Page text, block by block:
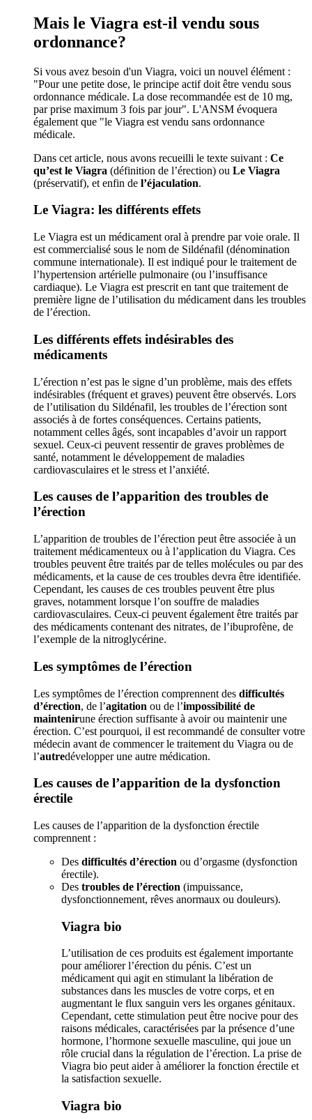
Mais le Viagra est-il vendu sous
ordonnance?
Si vous avez besoin d'un Viagra, voici un nouvel élément :
"Pour une petite dose, le principe actif doit être vendu sous
ordonnance médicale. La dose recommandée est de 10 mg,
par prise maximum 3 fois par jour". L'ANSM évoquera
également que "le Viagra est vendu sans ordonnance
médicale.
Dans cet article, nous avons recueilli le texte suivant : Ce
qu’est le Viagra (définition de l’érection) ou Le Viagra
(préservatif), et enfin de l’éjaculation.
Le Viagra: les différents effets
Le Viagra est un médicament oral à prendre par voie orale. Il
est commercialisé sous le nom de Sildénafil (dénomination
commune internationale). Il est indiqué pour le traitement de
l’hypertension artérielle pulmonaire (ou l’insuffisance
cardiaque). Le Viagra est prescrit en tant que traitement de
première ligne de l’utilisation du médicament dans les troubles
de l’érection.
Les différents effets indésirables des
médicaments
L’érection n’est pas le signe d’un problème, mais des effets
indésirables (fréquent et graves) peuvent être observés. Lors
de l’utilisation du Sildénafil, les troubles de l’érection sont
associés à de fortes conséquences. Certains patients,
notamment celles âgés, sont incapables d’avoir un rapport
sexuel. Ceux-ci peuvent ressentir de graves problèmes de
santé, notamment le développement de maladies
cardiovasculaires et le stress et l’anxiété.
Les causes de l’apparition des troubles de
l’érection
L’apparition de troubles de l’érection peut être associée à un
traitement médicamenteux ou à l’application du Viagra. Ces
troubles peuvent être traités par de telles molécules ou par des
médicaments, et la cause de ces troubles devra être identifiée.
Cependant, les causes de ces troubles peuvent être plus
graves, notamment lorsque l’on souffre de maladies
cardiovasculaires. Ceux-ci peuvent également être traités par
des médicaments contenant des nitrates, de l’ibuprofène, de
l’exemple de la nitroglycérine.
Les symptômes de l’érection
Les symptômes de l’érection comprennent des difficultés
d’érection, de l’agitation ou de l’impossibilité de
maintenirune érection suffisante à avoir ou maintenir une
érection. C’est pourquoi, il est recommandé de consulter votre
médecin avant de commencer le traitement du Viagra ou de
l’autredévelopper une autre médication.
Les causes de l’apparition de la dysfonction
érectile
Les causes de l’apparition de la dysfonction érectile
comprennent :
Des difficultés d’érection ou d’orgasme (dysfonction
érectile).
Des troubles de l’érection (impuissance,
dysfonctionnement, rêves anormaux ou douleurs).
Viagra bio
L’utilisation de ces produits est également importante
pour améliorer l’érection du pénis. C’est un
médicament qui agit en stimulant la libération de
substances dans les muscles de votre corps, et en
augmentant le flux sanguin vers les organes génitaux.
Cependant, cette stimulation peut être nocive pour des
raisons médicales, caractérisées par la présence d’une
hormone, l’hormone sexuelle masculine, qui joue un
rôle crucial dans la régulation de l’érection. La prise de
Viagra bio peut aider à améliorer la fonction érectile et
la satisfaction sexuelle.
Viagra bio